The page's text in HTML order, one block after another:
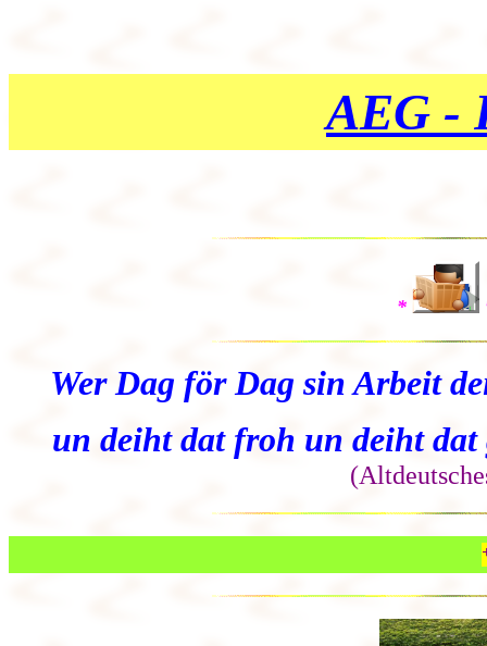
AEG -
*
Wer Dag för Dag sin Arbeit
un deiht dat froh un deiht dat